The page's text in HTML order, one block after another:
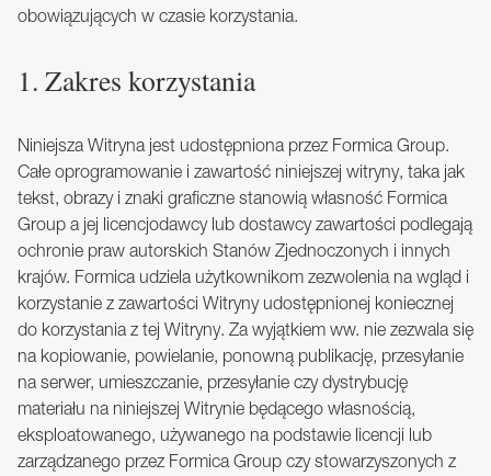
obowiązujących w czasie korzystania.
1. Zakres korzystania
Niniejsza Witryna jest udostępniona przez Formica Group.
Całe oprogramowanie i zawartość niniejszej witryny, taka jak
tekst, obrazy i znaki graficzne stanowią własność Formica
Group a jej licencjodawcy lub dostawcy zawartości podlegają
ochronie praw autorskich Stanów Zjednoczonych i innych
krajów. Formica udziela użytkownikom zezwolenia na wgląd i
korzystanie z zawartości Witryny udostępnionej koniecznej
do korzystania z tej Witryny. Za wyjątkiem ww. nie zezwala się
na kopiowanie, powielanie, ponowną publikację, przesyłanie
na serwer, umieszczanie, przesyłanie czy dystrybucję
materiału na niniejszej Witrynie będącego własnością,
eksploatowanego, używanego na podstawie licencji lub
zarządzanego przez Formica Group czy stowarzyszonych z